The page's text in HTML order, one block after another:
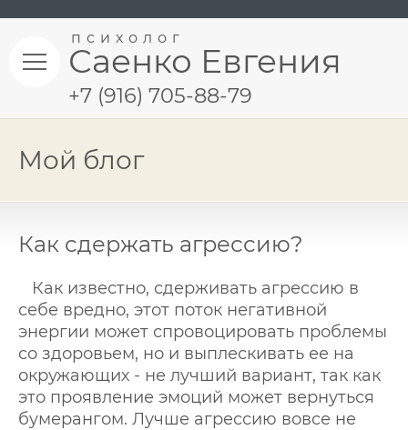
Саенко Евгения
психолог
+7 (916) 705-88-79
Мой блог
Как сдержать агрессию?
Как известно, сдерживать агрессию в
себе вредно, этот поток негативной
энергии может спровоцировать проблемы
со здоровьем, но и выплескивать ее на
окружающих - не лучший вариант, так как
это проявление эмоций может вернуться
бумерангом. Лучше агрессию вовсе не